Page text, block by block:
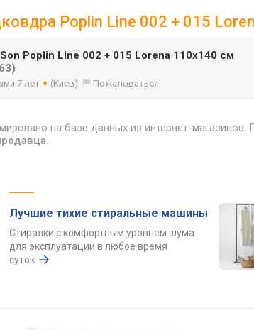
Poplin Line 002 + 015
Poplin Line 002 + 015 Lorena 110х140 см
7 лет (Киев) Пожаловаться
на базе данных из интернет-магазинов.
Лучшие тихие стиральные машины
Стиралки с комфортным уровнем шума
для эксплуатации в любое время
суток.